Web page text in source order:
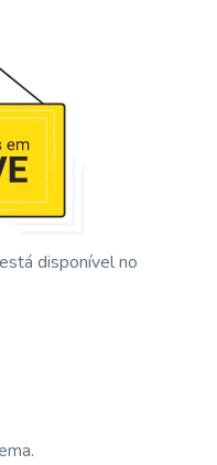
disponível no